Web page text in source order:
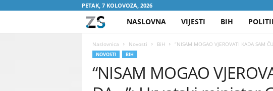
PETAK, 7 KOLOVOZA, 2026
A
S
NASLOVNA VIJESTI BIH
Naslovnica Novosti BiH “NISAM MOGAO VJEROVATI KADA
NOVOSTI BIH
“NISAM MOGAO